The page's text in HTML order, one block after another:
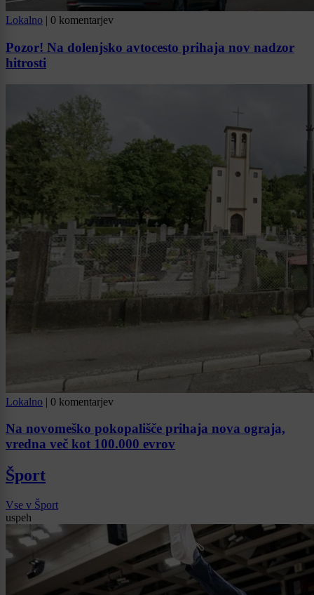
Lokalno | 0 komentarjev
Pozor! Na dolenjsko avtocesto prihaja nov nadzor
hitrosti
Lokalno | 0 komentarjev
Na novomeško pokopališče prihaja nova ograja,
vredna več kot 100.000 evrov
Šport
Vse v Šport
uspeh